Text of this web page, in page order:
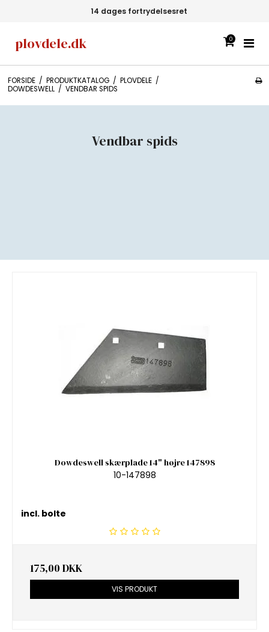
14 dages fortrydelsesret
plovdele.dk 0
FORSIDE / PRODUKTKATALOG / PLOVDELE /
DOWDESWELL / VENDBAR SPIDS
Vendbar spids
Dowdeswell skærplade 14" højre 147898
10-147898
incl. bolte
175,00 DKK
VIS PRODUKT